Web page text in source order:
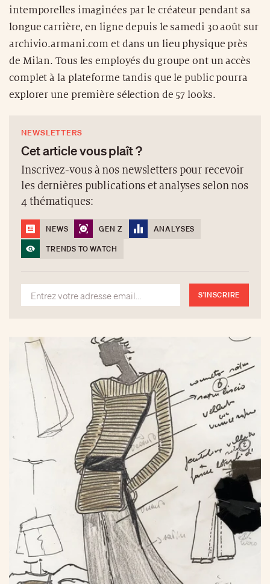
intemporelles imaginées par le créateur pendant sa
longue carrière, en ligne depuis le samedi 30 août sur
archivio.armani.com et dans un lieu physique près
de Milan. Tous les employés du groupe ont un accès
complet à la plateforme tandis que le public pourra
explorer une première sélection de 57 looks.
NEWSLETTERS
Cet article vous plaît ?
Inscrivez-vous à nos newsletters pour recevoir
les dernières publications et analyses selon nos
4 thématiques:
NEWS GEN Z
ANALYSES
TRENDS TO WATCH
S'INSCRIRE